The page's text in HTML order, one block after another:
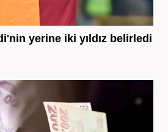
yerine iki yıldız belirledi